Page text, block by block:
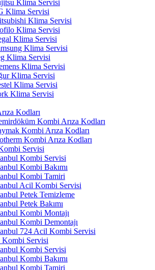
Klima Servisi
Klima Servisi
Klima Servisi
Klima Servisi
Klima Servisi
Klima Servisi
Klima Servisi
Klima Servisi
Klima Servisi
Klima Servisi
Klima Servisi
Kodları
Kombi Arıza Kodları
Kombi Arıza Kodları
Kombi Arıza Kodları
Servisi
Kombi Servisi
Kombi Bakımı
Kombi Tamiri
Acil Kombi Servisi
Petek Temizleme
Petek Bakımı
Kombi Montajı
Kombi Demontajı
724 Acil Kombi Servisi
Kombi Servisi
Kombi Servisi
Kombi Bakımı
Kombi Tamiri